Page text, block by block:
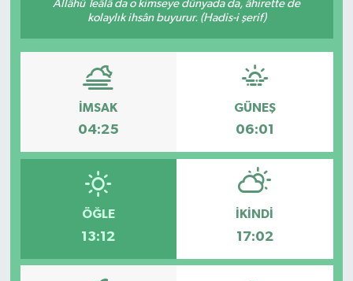
Allâhü Teâlâ da o kimseye dünyada da, âhirette de
kolaylık ihsân buyurur. (Hadis-i şerif)
İMSAK
04:25
GÜNEŞ
06:01
ÖĞLE
13:12
İKINDI
17:02